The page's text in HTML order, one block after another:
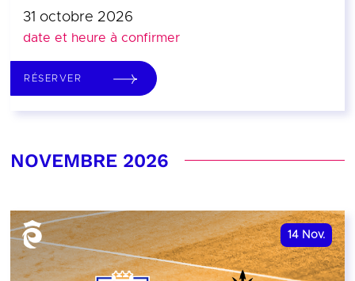
31 octobre 2026
date et heure à confirmer
RÉSERVER
NOVEMBRE 2026
14 Nov.